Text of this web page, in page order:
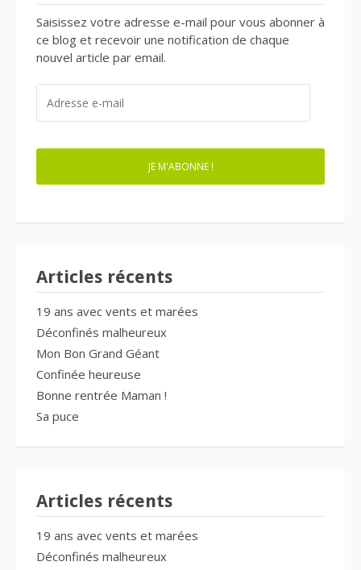
Saisissez votre adresse e-mail pour vous abonner à
ce blog et recevoir une notification de chaque
nouvel article par email.
MAIL
JE M'ABONNE !
Articles récents
19 ans avec vents et marées
Déconfinés malheureux
Mon Bon Grand Géant
Confinée heureuse
Bonne rentrée Maman !
Sa puce
Articles récents
19 ans avec vents et marées
Déconfinés malheureux